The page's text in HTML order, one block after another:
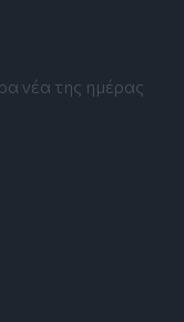
νέα της ημέρας